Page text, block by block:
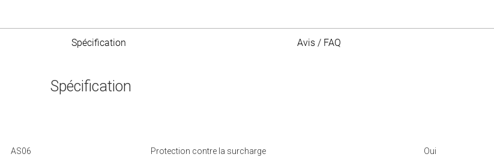
Spécification Avis / FAQ
Spécification
AS06 Protection contre la surcharge Oui